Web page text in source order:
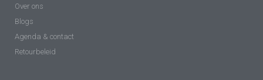
Over ons
Blogs
Agenda & contact
Retourbeleid